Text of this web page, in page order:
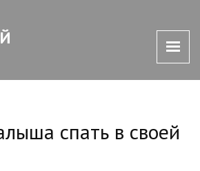
спать в своей